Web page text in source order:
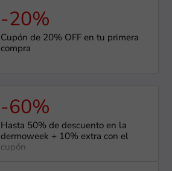
-20%
Cupón de 20% OFF en tu primera
compra
-60%
Hasta 50% de descuento en la
dermoweek + 10% extra con el
cupón